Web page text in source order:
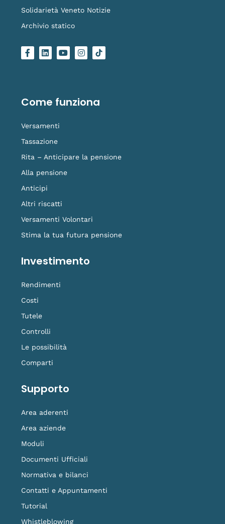
Solidarietà Veneto Notizie
Archivio statico
F
a
o
k
L
i
i
n
Y
o
e
I
n
r
a
L
o
i
k
Come funziona
Versamenti
Tassazione
Rita – Anticipare la pensione
Alla pensione
Anticipi
Altri riscatti
Versamenti Volontari
Stima la tua futura pensione
Investimento
Rendimenti
Costi
Tutele
Controlli
Le possibilità
Comparti
Supporto
Area aderenti
Area aziende
Moduli
Documenti Ufficiali
Normativa e bilanci
Contatti e Appuntamenti
Tutorial
Whistleblowing